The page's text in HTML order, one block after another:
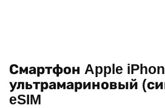
Смартфон Apple
ультрамариновый
eSIM